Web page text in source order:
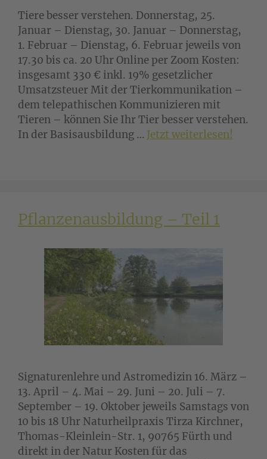
Tiere besser verstehen. Donnerstag, 25.
Januar – Dienstag, 30. Januar – Donnerstag,
1. Februar – Dienstag, 6. Februar jeweils von
17.30 bis ca. 20 Uhr Online per Zoom Kosten:
insgesamt 330 € inkl. 19% gesetzlicher
Umsatzsteuer Mit der Tierkommunikation –
dem telepathischen Kommunizieren mit
Tieren – können Sie Ihr Tier besser verstehen.
In der Basisausbildung … Jetzt weiterlesen!
Pflanzenausbildung – Teil 1
Signaturenlehre und Astromedizin 16. März –
13. April – 4. Mai – 29. Juni – 20. Juli – 7.
September – 19. Oktober jeweils Samstags von
10 bis 18 Uhr Naturheilpraxis Tirza Kirchner,
Thomas-Kleinlein-Str. 1, 90765 Fürth und
direkt in der Natur Kosten für das